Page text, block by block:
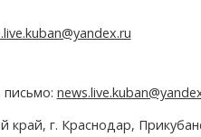
письмо:
г. Краснодар,